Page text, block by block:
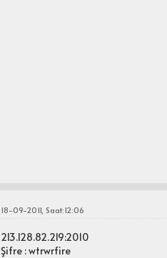
18-09-2011, Saat:12:06
213.128.82.219:2010
Şifre : wtrwrfire